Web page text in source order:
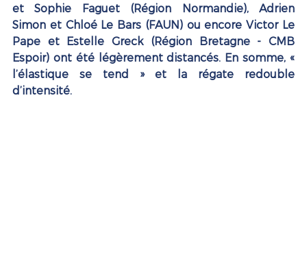
et Sophie Faguet (Région Normandie), Adrien
Simon et Chloé Le Bars (FAUN) ou encore Victor Le
Pape et Estelle Greck (Région Bretagne - CMB
Espoir) ont été légèrement distancés. En somme, «
l’élastique se tend » et la régate redouble
d’intensité.